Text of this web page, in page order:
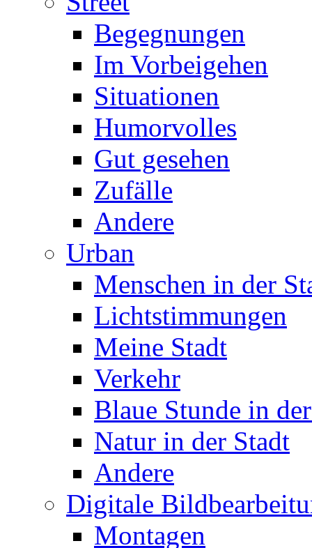
Begegnungen
Im Vorbeigehen
Situationen
Humorvolles
Gut gesehen
Zufälle
Andere
Urban
Menschen in der
Lichtstimmungen
Meine Stadt
Verkehr
Blaue Stunde in
Natur in der Stadt
Andere
Digitale
Montagen